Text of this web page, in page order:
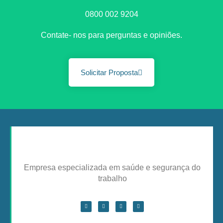
0800 002 9204
Contate- nos para perguntas e opiniões.
Solicitar Proposta
Empresa especializada em saúde e segurança do
trabalho